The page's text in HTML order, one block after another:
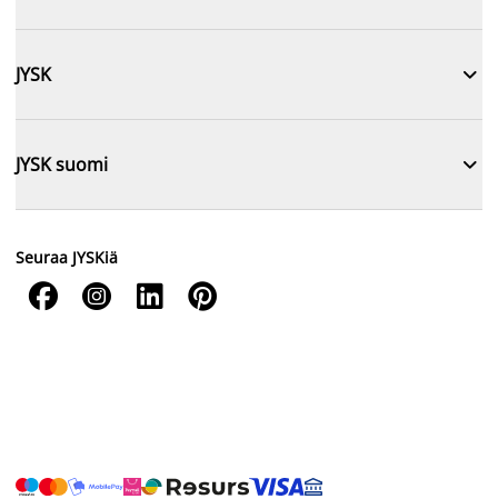
JYSK 
JYSK suomi 
Seuraa JYSKiä
   